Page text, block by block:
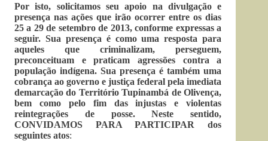
Por isto, solicitamos seu apoio na divulgação e
presença nas ações que irão ocorrer entre os dias
25 a 29 de setembro de 2013, conforme expressas a
seguir. Sua presença é como uma resposta para
aqueles que criminalizam, perseguem,
preconceituam e praticam agressões contra a
população indígena. Sua presença é também uma
cobrança ao governo e justiça federal pela imediata
demarcação do Território Tupinambá de Olivença,
bem como pelo fim das injustas e violentas
reintegrações de posse.Neste sentido,
CONVIDAMOS PARA PARTICIPAR dos
seguintes atos: